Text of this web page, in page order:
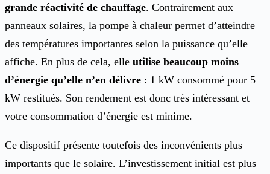
grande réactivité de chauffage. Contrairement aux
panneaux solaires, la pompe à chaleur permet d’atteindre
des températures importantes selon la puissance qu’elle
affiche. En plus de cela, elle utilise beaucoup moins
d’énergie qu’elle n’en délivre : 1 kW consommé pour 5
kW restitués. Son rendement est donc très intéressant et
votre consommation d’énergie est minime.
Ce dispositif présente toutefois des inconvénients plus
importants que le solaire. L’investissement initial est plus